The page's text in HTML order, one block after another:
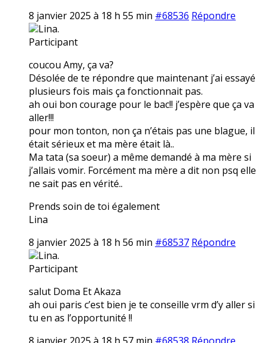
8 janvier 2025 à 18 h 55 min #68536 Répondre
Lina.
Participant
coucou Amy, ça va?
Désolée de te répondre que maintenant j’ai essayé
plusieurs fois mais ça fonctionnait pas.
ah oui bon courage pour le bac!! j’espère que ça va
aller!!!
pour mon tonton, non ça n’étais pas une blague, il
était sérieux et ma mère était là..
Ma tata (sa soeur) a même demandé à ma mère si
j’allais vomir. Forcément ma mère a dit non psq elle
ne sait pas en vérité..
Prends soin de toi également
Lina
8 janvier 2025 à 18 h 56 min #68537 Répondre
Lina.
Participant
salut Doma Et Akaza
ah oui paris c’est bien je te conseille vrm d’y aller si
tu en as l’opportunité !!